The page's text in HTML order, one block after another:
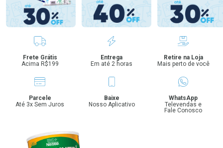
Benefícios
Frete Grátis
Acima R$199
Entrega
Em até 2 horas
Retire na Loja
Mais perto de você
Parcele
Até 3x Sem Juros
Baixe
Nosso Aplicativo
WhatsApp
Televendas e
Fale Conosco